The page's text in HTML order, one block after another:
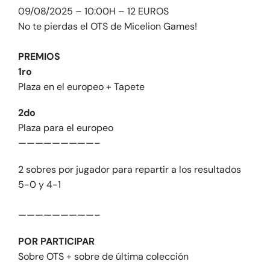
09/08/2025 – 10:00H – 12 EUROS
No te pierdas el OTS de Micelion Games!
PREMIOS
1ro
Plaza en el europeo + Tapete
2do
Plaza para el europeo
—————————–
2 sobres por jugador para repartir a los resultados
5-0 y 4-1
—————————–
POR PARTICIPAR
Sobre OTS + sobre de última colección